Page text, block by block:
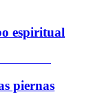
espiritual
piernas